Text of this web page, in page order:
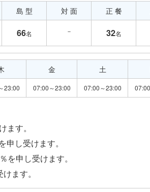
島 型
66名
対 面
－
正 餐
32名
23:00
金
07:00～23:00
土
07:00～23:00
す。
し受けます。
を申し受けます。